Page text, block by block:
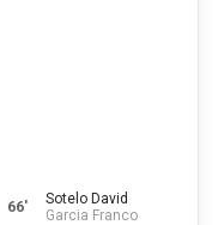
66'
Sotelo David
Garcia Franco